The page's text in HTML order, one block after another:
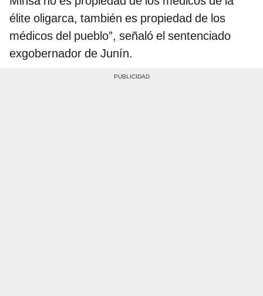
élite oligarca, también es propiedad de los
médicos del pueblo”, señaló el sentenciado
exgobernador de Junín.